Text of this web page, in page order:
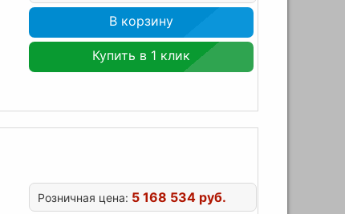
В корзину
Купить в 1 клик
Розничная цена: 5 168 534 руб.